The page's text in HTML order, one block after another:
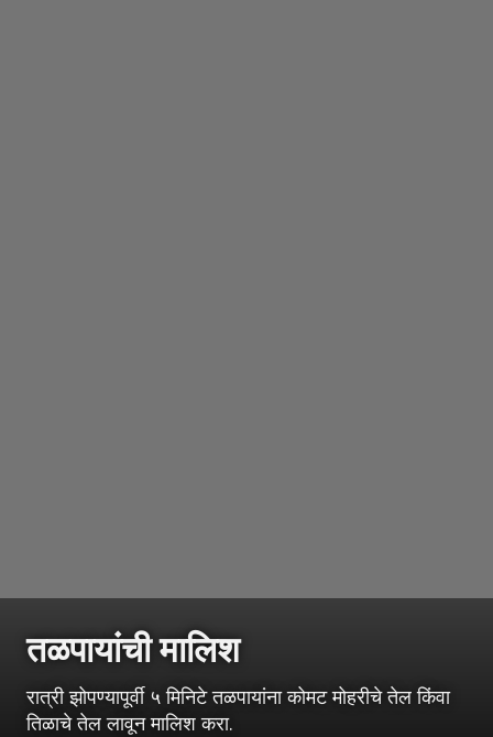
तळपायांची मालिश
रात्री झोपण्यापूर्वी ५ मिनिटे तळपायांना कोमट मोहरीचे तेल किंवा
तिळाचे तेल लावून मालिश करा.